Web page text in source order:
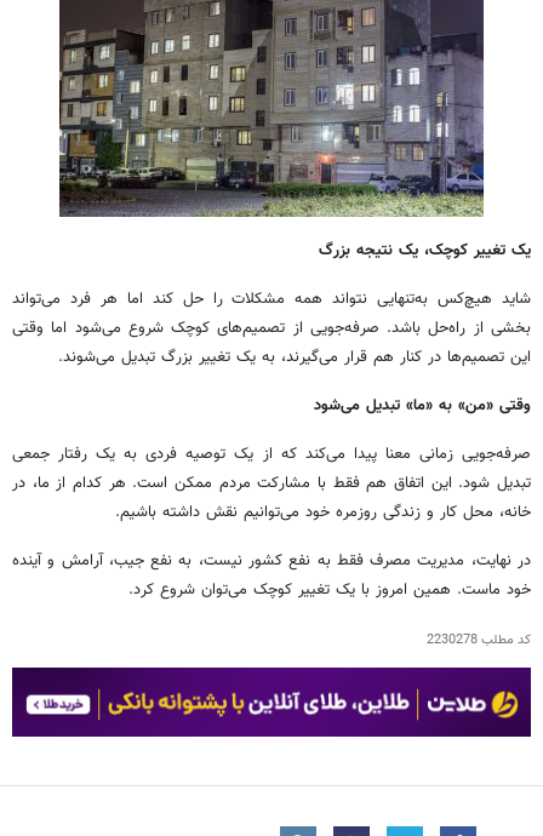
یک تغییر کوچک، یک نتیجه بزرگ
شاید هیچ‌کس به‌تنهایی نتواند همه مشکلات را حل کند اما هر فرد می‌تواند
بخشی از راه‌حل باشد. صرفه‌جویی از تصمیم‌های کوچک شروع می‌شود اما وقتی
این تصمیم‌ها در کنار هم قرار می‌گیرند، به یک تغییر بزرگ تبدیل می‌شوند.
وقتی «من» به «ما» تبدیل می‌شود
صرفه‌جویی زمانی معنا پیدا می‌کند که از یک توصیه فردی به یک رفتار جمعی
تبدیل شود. این اتفاق هم فقط با مشارکت مردم ممکن است. هر کدام از ما، در
خانه، محل کار و زندگی روزمره خود می‌توانیم نقش داشته باشیم.
در نهایت، مدیریت مصرف فقط به نفع کشور نیست، به نفع جیب، آرامش و آینده
خود ماست. همین امروز با یک تغییر کوچک می‌توان شروع کرد.
کد مطلب2230278